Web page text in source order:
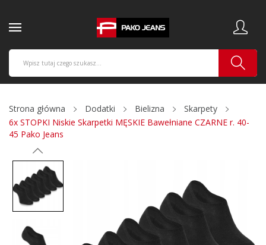
Strona główna Dodatki Bielizna
Skarpety
6x STOPKI Niskie Skarpetki MĘSKIE Bawełniane CZARNE r. 40-
45 Pako Jeans